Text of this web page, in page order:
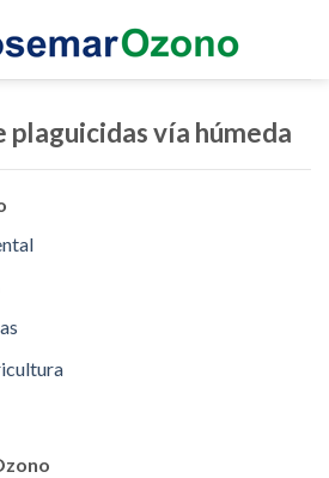
plaguicidas vía húmeda